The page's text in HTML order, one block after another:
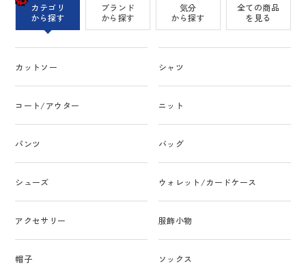
カテゴリ
から探す
ブランド
から探す
気分
から探す
全ての商品
を見る
カットソー シャツ
コート/アウター ニット
パンツ バッグ
シューズ ウォレット/カードケース
アクセサリー 服飾小物
帽子 ソックス